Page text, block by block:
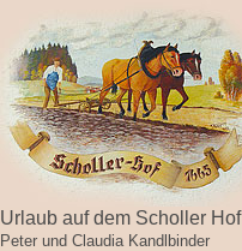
Urlaub auf dem Scholler Hof
Peter und Claudia Kandlbinder